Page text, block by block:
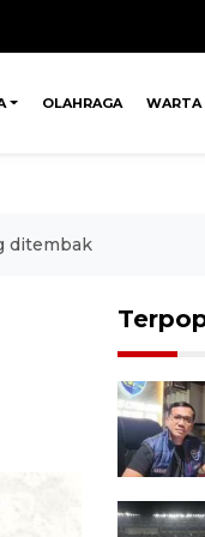
OLAHRAGA WARTA
ditembak